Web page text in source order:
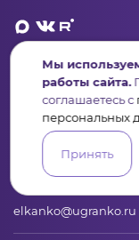
ПульсКонкурсы
АналитикаБаза
Контакты
+7 (346) 735-11-30
elkanko@ugranko.ru
Мы
работы сайта.
соглашаетесь с
персональных
Принять